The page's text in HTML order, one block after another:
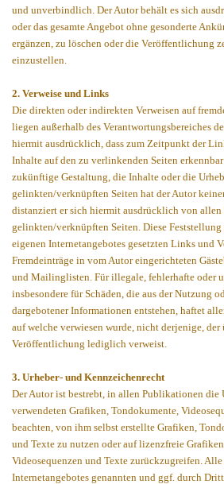
und unverbindlich. Der Autor behält es sich
oder das gesamte Angebot ohne gesonderte
ergänzen, zu löschen oder die Veröffentlichung
einzustellen.
2. Verweise und Links
Die direkten oder indirekten Verweisen auf
liegen außerhalb des Verantwortungsbereiches
hiermit ausdrücklich, dass zum Zeitpunkt der
Inhalte auf den zu verlinkenden Seiten
zukünftige Gestaltung, die Inhalte oder die
gelinkten/verknüpften Seiten hat der Autor
distanziert er sich hiermit ausdrücklich von
gelinkten/verknüpften Seiten. Diese
eigenen Internetangebotes gesetzten Links und
Fremdeinträge in vom Autor eingerichteten
und Mailinglisten. Für illegale, fehlerhafte oder
insbesondere für Schäden, die aus der Nutzung
dargebotener Informationen entstehen, haftet
auf welche verwiesen wurde, nicht derjenige,
Veröffentlichung lediglich verweist.
3. Urheber- und Kennzeichenrecht
Der Autor ist bestrebt, in allen Publikationen die
verwendeten Grafiken, Tondokumente,
beachten, von ihm selbst erstellte Grafiken,
und Texte zu nutzen oder auf lizenzfreie
Videosequenzen und Texte zurückzugreifen.
Internetangebotes genannten und ggf. durch